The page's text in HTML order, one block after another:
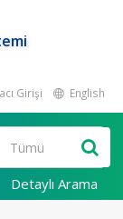
Girişi English
Detaylı Arama